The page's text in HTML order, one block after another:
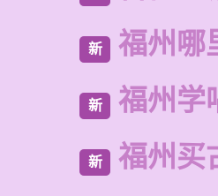
新 福州哪
新 福州学
新 福州买